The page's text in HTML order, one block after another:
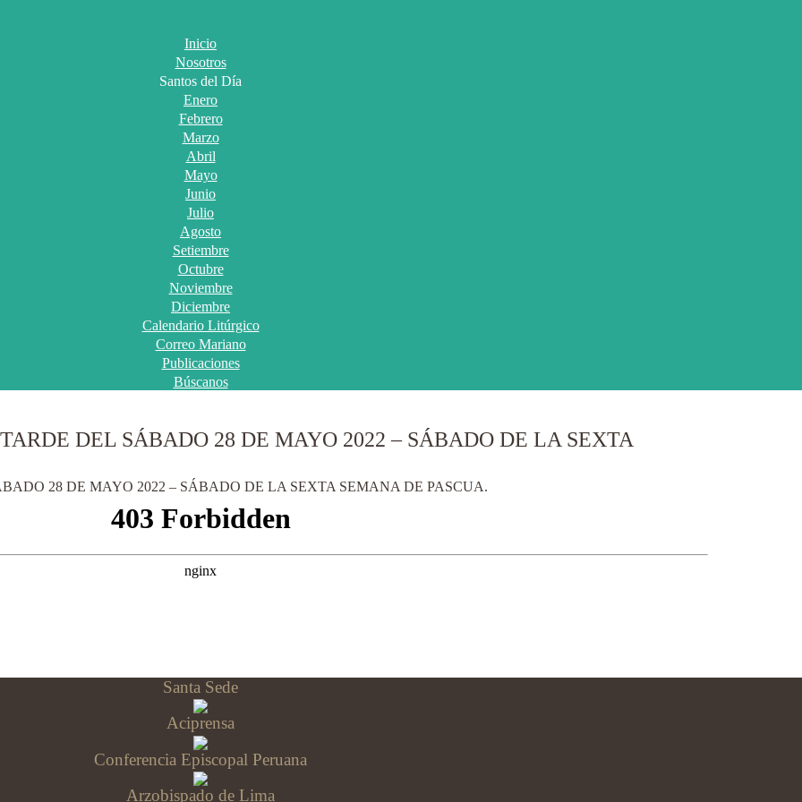
Inicio
Nosotros
Santos del Día
Enero
Febrero
Marzo
Abril
Mayo
Junio
Julio
Agosto
Setiembre
Octubre
Noviembre
Diciembre
Calendario Litúrgico
Correo Mariano
Publicaciones
Búscanos
DEL SÁBADO 28 DE MAYO 2022 – SÁBADO DE LA SEXTA
28 DE MAYO 2022 – SÁBADO DE LA SEXTA SEMANA DE PASCUA.
Santa Sede
Aciprensa
Conferencia Episcopal Peruana
Arzobispado de Lima